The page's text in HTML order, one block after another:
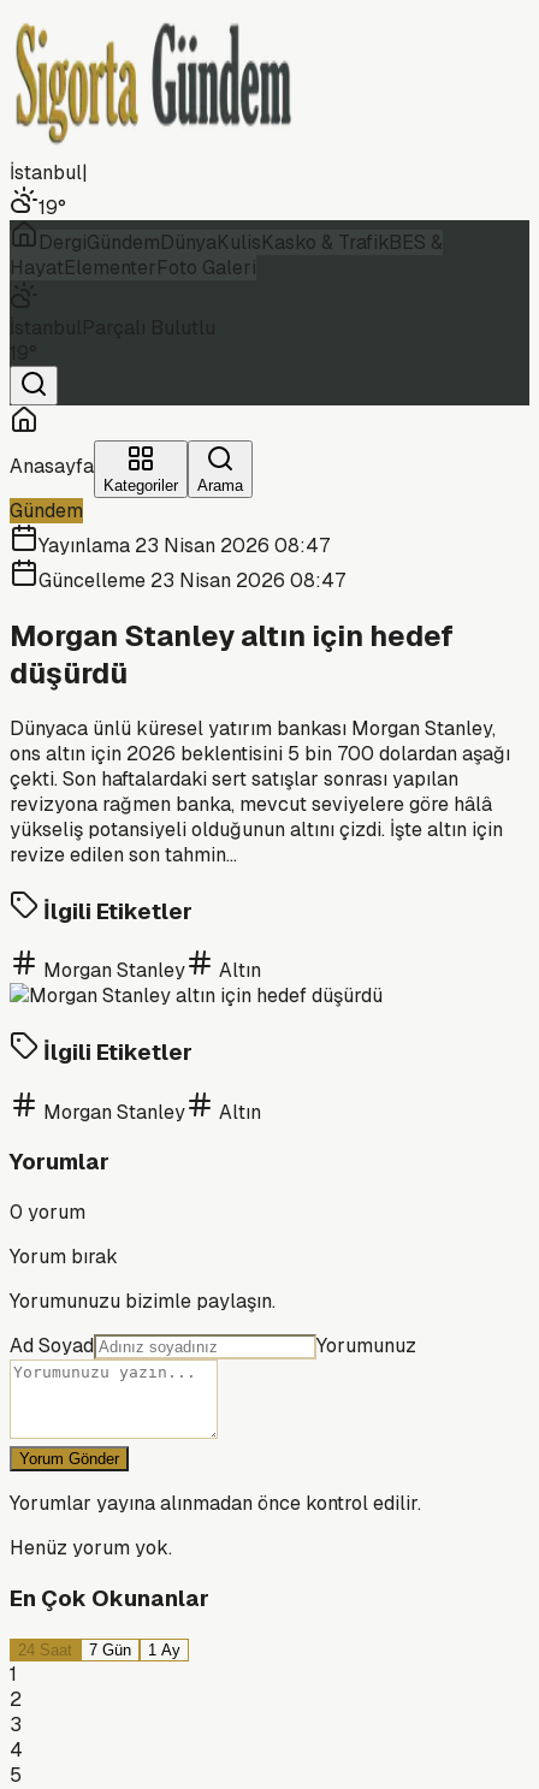
İstanbul|
19°
DergiGündemDünyaKulisKasko & TrafikBES &
HayatElementerFoto Galeri
Anasayfa
Kategoriler Arama
Gündem
Yayınlama 23 Nisan 2026 08:47
Güncelleme 23 Nisan 2026 08:47
Morgan Stanley altın için hedef
düşürdü
Dünyaca ünlü küresel yatırım bankası Morgan Stanley,
ons altın için 2026 beklentisini 5 bin 700 dolardan aşağı
çekti. Son haftalardaki sert satışlar sonrası yapılan
revizyona rağmen banka, mevcut seviyelere göre hâlâ
yükseliş potansiyeli olduğunun altını çizdi. İşte altın için
revize edilen son tahmin...
İlgili Etiketler
Morgan Stanley Altın
İlgili Etiketler
Morgan Stanley Altın
Yorumlar
0 yorum
Yorum bırak
Yorumunuzu bizimle paylaşın.
Ad Soyad
Yorumunuz
Yorum Gönder
Yorumlar yayına alınmadan önce kontrol edilir.
Henüz yorum yok.
En Çok Okunanlar
24 Saat 7 Gün 1 Ay
1
2
3
4
5